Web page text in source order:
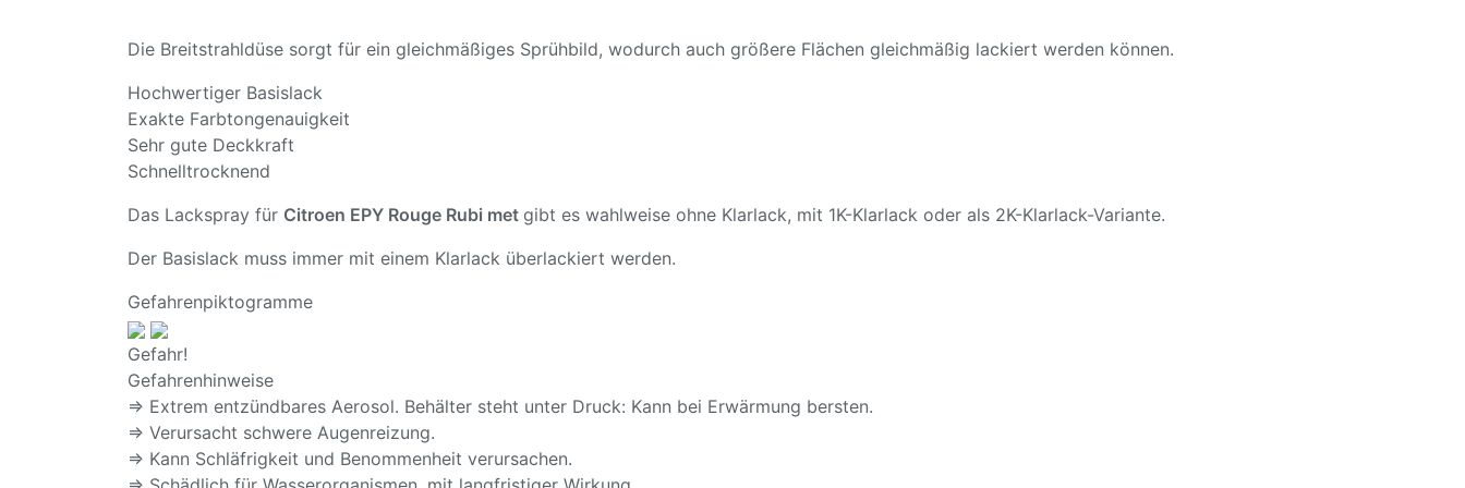
Die Breitstrahldüse sorgt für ein gleichmäßiges Sprühbild, wodurch auch größere Flächen gleichmäßig lackiert werden können.
Hochwertiger Basislack
Exakte Farbtongenauigkeit
Sehr gute Deckkraft
Schnelltrocknend
Das Lackspray für Citroen EPY Rouge Rubi met gibt es wahlweise ohne Klarlack, mit 1K-Klarlack oder als 2K-Klarlack-Variante.
Der Basislack muss immer mit einem Klarlack überlackiert werden.
Gefahrenpiktogramme
Gefahr!
Gefahrenhinweise
⇒ Extrem entzündbares Aerosol. Behälter steht unter Druck: Kann bei Erwärmung bersten.
⇒ Verursacht schwere Augenreizung.
⇒ Kann Schläfrigkeit und Benommenheit verursachen.